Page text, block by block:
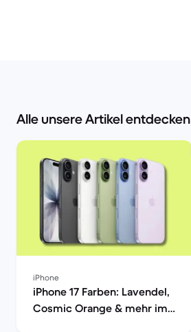
Alle unsere Artikel entdecken
iPhone
iPhone 17 Farben: Lavendel,
Cosmic Orange & mehr im